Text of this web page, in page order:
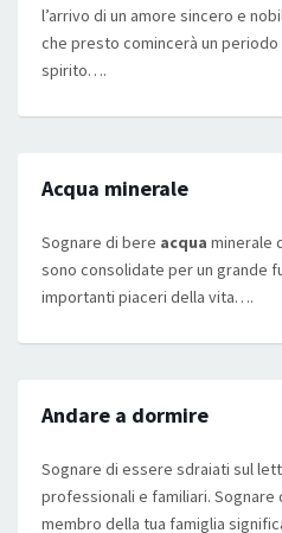
l’arrivo di un amore sincero e
che presto comincerà un
spirito….
Acqua minerale
Sognare di bere acqua minerale
sono consolidate per un grande
importanti piaceri della vita….
Andare a dormire
Sognare di essere sdraiati sul
professionali e familiari. Sognare
membro della tua famiglia